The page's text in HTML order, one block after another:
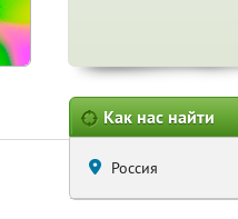
Как нас найти
Россия